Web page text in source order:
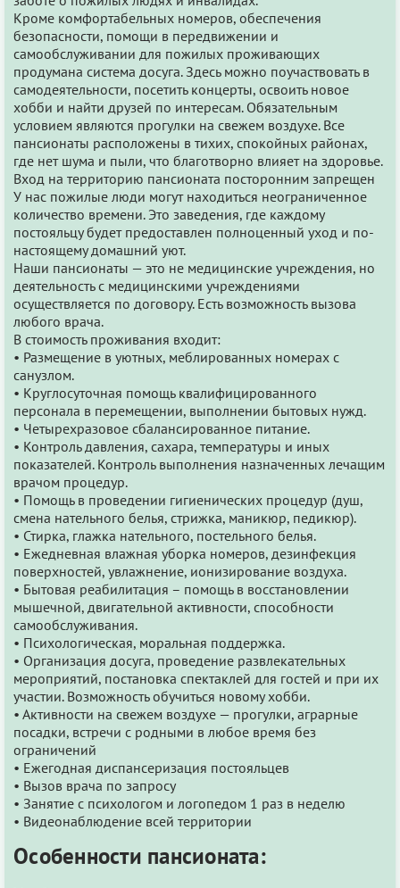
Кроме комфортабельных номеров, обеспечения
безопасности, помощи в передвижении и
самообслуживании для пожилых проживающих
продумана система досуга. Здесь можно поучаствовать в
самодеятельности, посетить концерты, освоить новое
хобби и найти друзей по интересам. Обязательным
условием являются прогулки на свежем воздухе. Все
пансионаты расположены в тихих, спокойных районах,
где нет шума и пыли, что благотворно влияет на здоровье.
Вход на территорию пансионата посторонним запрещен
У нас пожилые люди могут находиться неограниченное
количество времени. Это заведения, где каждому
постояльцу будет предоставлен полноценный уход и по-
настоящему домашний уют.
Наши пансионаты — это не медицинские учреждения, но
деятельность с медицинскими учреждениями
осуществляется по договору. Есть возможность вызова
любого врача.
В стоимость проживания входит:
• Размещение в уютных, меблированных номерах с
санузлом.
• Круглосуточная помощь квалифицированного
персонала в перемещении, выполнении бытовых нужд.
• Четырехразовое сбалансированное питание.
• Контроль давления, сахара, температуры и иных
показателей. Контроль выполнения назначенных лечащим
врачом процедур.
• Помощь в проведении гигиенических процедур (душ,
смена нательного белья, стрижка, маникюр, педикюр).
• Стирка, глажка нательного, постельного белья.
• Ежедневная влажная уборка номеров, дезинфекция
поверхностей, увлажнение, ионизирование воздуха.
• Бытовая реабилитация – помощь в восстановлении
мышечной, двигательной активности, способности
самообслуживания.
• Психологическая, моральная поддержка.
• Организация досуга, проведение развлекательных
мероприятий, постановка спектаклей для гостей и при их
участии. Возможность обучиться новому хобби.
• Активности на свежем воздухе — прогулки, аграрные
посадки, встречи с родными в любое время без
ограничений
• Ежегодная диспансеризация постояльцев
• Вызов врача по запросу
• Занятие с психологом и логопедом 1 раз в неделю
• Видеонаблюдение всей территории
Особенности пансионата: